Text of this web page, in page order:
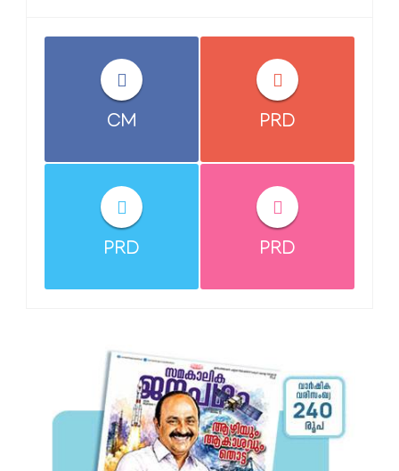
CM PRD
PRD PRD